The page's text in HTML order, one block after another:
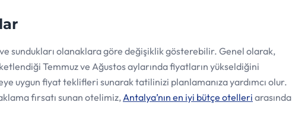
olanaklara göre değişiklik gösterebilir. Genel olarak,
Temmuz ve Ağustos aylarında fiyatların yükseldiğini
uygun fiyat teklifleri sunarak tatilinizi planlamanıza yardımcı olur.
fırsatı sunan otelimiz,Antalya’nın en iyi bütçe otelleri arasında